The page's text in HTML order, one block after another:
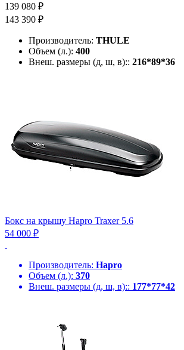
139 080 ₽
143 390 ₽
Производитель: THULE
Объем (л.): 400
Внеш. размеры (д, ш, в):: 216*89*36
Бокс на крышу Hapro Traxer 5.6
54 000 ₽
Производитель: Hapro
Объем (л.): 370
Внеш. размеры (д, ш, в):: 177*77*42